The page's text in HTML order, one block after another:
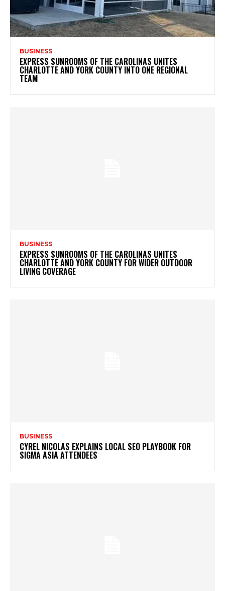
BUSINESS
EXPRESS SUNROOMS OF THE CAROLINAS UNITES
CHARLOTTE AND YORK COUNTY INTO ONE REGIONAL
TEAM
BUSINESS
EXPRESS SUNROOMS OF THE CAROLINAS UNITES
CHARLOTTE AND YORK COUNTY FOR WIDER OUTDOOR
LIVING COVERAGE
BUSINESS
CYREL NICOLAS EXPLAINS LOCAL SEO PLAYBOOK FOR
SIGMA ASIA ATTENDEES